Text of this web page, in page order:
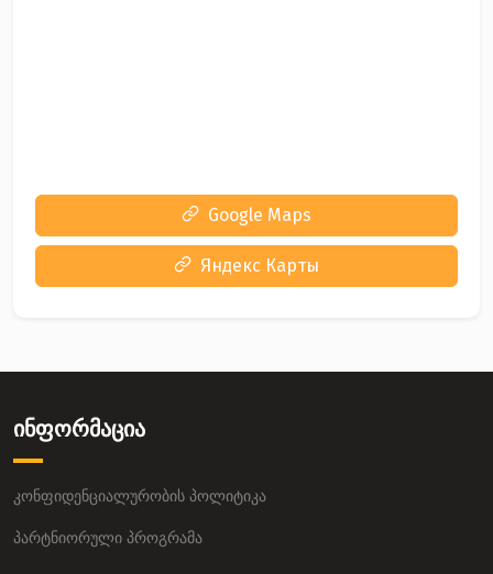
Google Maps
Яндекс Карты
ინფორმაცია
კონფიდენციალურობის პოლიტიკა
პარტნიორული პროგრამა